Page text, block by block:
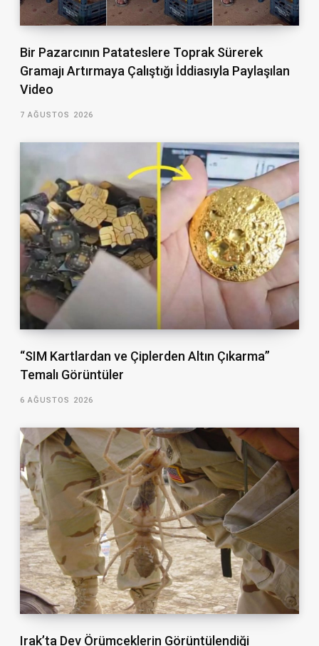
Bir Pazarcının Patateslere Toprak Sürerek
Gramajı Artırmaya Çalıştığı İddiasıyla Paylaşılan
Video
7 AĞUSTOS 2026
“SIM Kartlardan ve Çiplerden Altın Çıkarma”
Temalı Görüntüler
6 AĞUSTOS 2026
Irak’ta Dev Örümceklerin Görüntülendiği